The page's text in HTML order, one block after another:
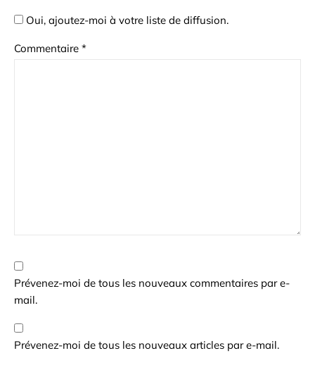
Oui, ajoutez-moi à votre liste de diffusion.
Commentaire *
Prévenez-moi de tous les nouveaux commentaires par e-
mail.
Prévenez-moi de tous les nouveaux articles par e-mail.